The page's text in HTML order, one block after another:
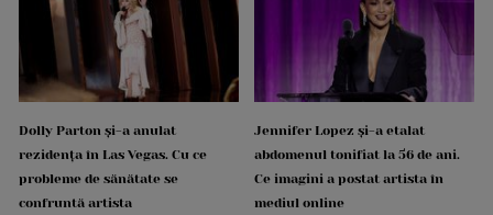
Dolly Parton și-a anulat
rezidența în Las Vegas. Cu ce
probleme de sănătate se
confruntă artista
Jennifer Lopez și-a etalat
abdomenul tonifiat la 56 de ani.
Ce imagini a postat artista în
mediul online